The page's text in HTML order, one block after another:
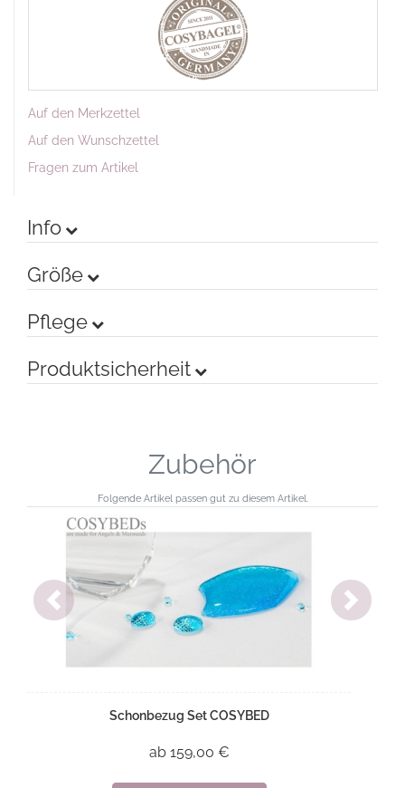
Auf den Merkzettel
Auf den Wunschzettel
Fragen zum Artikel
Info
Größe
Pflege
Produktsicherheit
Zubehör
Folgende Artikel passen gut zu diesem Artikel.
Schonbezug Set COSYBED
ab 159,00 €
Previous Next